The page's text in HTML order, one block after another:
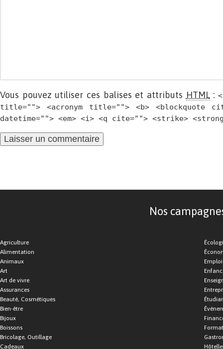
Vous pouvez utiliser ces balises et attributs HTML:
title=""> <acronym title=""> <b> <blockquote
datetime=""> <em> <i> <q cite=""> <strike>
Nos
Agriculture
Alimentation
Animaux
Art
Art de vivre
Assurances
Beauté, Cosmétiques
Bien-être
Bijoux
Boissons
Bricolage, Outillage
Cadeaux
Emploi